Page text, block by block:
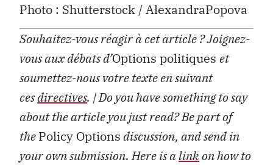
Photo : Shutterstock / AlexandraPopova
Souhaitez-vous réagir à cet article ?Joignez-
vous aux débats d’Options politiques et
soumettez-nous votre texte en suivant
cesdirectives. | Do you have something to say
about the article you just read? Be part of
thePolicy Optionsdiscussion, and send in
your own submission. Here is alinkon how to